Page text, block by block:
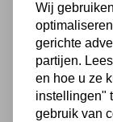
maar voegen
bijzettafels,
Decoratieve
voorwerpen
accenten op
Wij
gerichte
partijen.
en hoe u ze
instellingen"
gebruik van